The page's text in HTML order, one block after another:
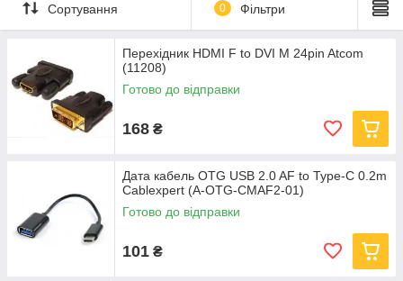
Сортування 0 Фільтри
Перехідник HDMI F to DVI M 24pin Atcom
(11208)
Готово до відправки
168 ₴
Дата кабель OTG USB 2.0 AF to Type-C 0.2m
Cablexpert (A-OTG-CMAF2-01)
Готово до відправки
101 ₴